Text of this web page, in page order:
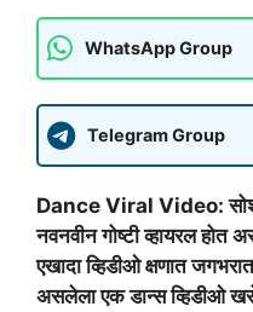
WhatsApp Group
Telegram Group
Dance Viral Video: सोशल
नवनवीन गोष्टी व्हायरल होत
एखादा व्हिडीओ क्षणात
असलेला एक डान्स व्हिडीओ